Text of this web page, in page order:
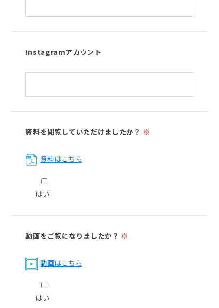
Instagramアカウント
資料を閲覧していただけましたか？ ※
資料はこちら
はい
動画をご覧になりましたか？ ※
動画はこちら
はい